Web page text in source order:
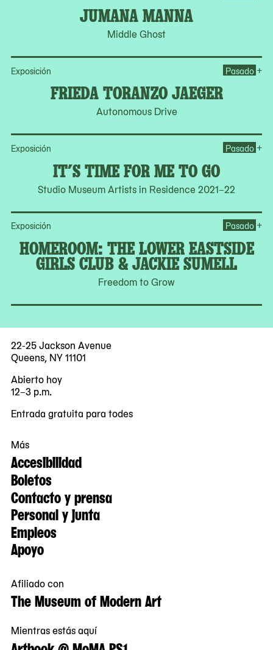
JUMANA MANNA
Middle Ghost
Exposición
FRIEDA TORANZO JAEGER
Autonomous Drive
Pasado +
Exposición
IT’S TIME FOR ME TO GO
Studio Museum Artists in Residence 2021–22
Pasado +
Exposición
HOMEROOM: THE LOWER EASTSIDE
GIRLS CLUB & JACKIE SUMELL
Freedom to Grow
Pasado +
22-25 Jackson Avenue
Queens, NY 11101
Abierto hoy
12–3 p.m.
Entrada gratuita para todes
Más
Accesibilidad
Boletos
Contacto y prensa
Personal y junta
Empleos
Apoyo
Afiliado con
The Museum of Modern Art
Mientras estás aquí